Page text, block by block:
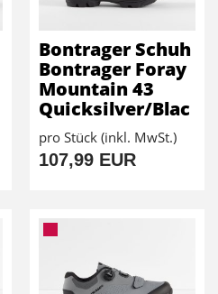
Bontrager Schuh
Bontrager Foray
Mountain 43
Quicksilver/Blac
pro Stück (inkl. MwSt.)
107,99 EUR